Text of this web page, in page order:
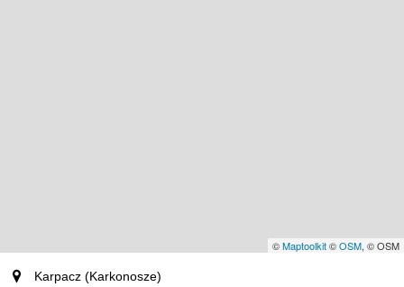
©Maptoolkit©OSM, © OSM
Ort (region)
Karpacz (Karkonosze)